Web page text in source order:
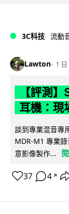
3C科技 流動
Lawton 1 日
【評測
耳機：現
談到專業混音專
MDR-M1 專業
意影像製作...
37 4 ↗